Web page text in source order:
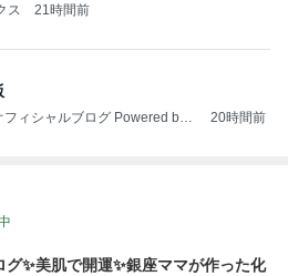
ス 21時間前
ィシャルブログ Powered by
20時間前
グ✨美肌で開運✨銀座ママが作った化